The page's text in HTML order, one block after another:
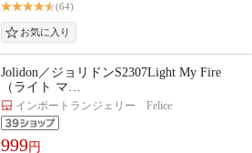
(64)
Jolidon／ジョリドンS2307Light My Fire
（ライト マ…
インポートランジェリー Felice
999円